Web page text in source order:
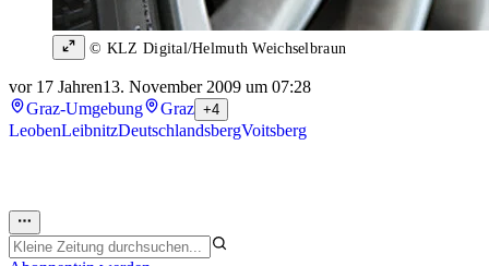
© KLZ Digital/Helmuth Weichselbraun
vor 17 Jahren13. November 2009 um 07:28
Graz-Umgebung
Graz +4
LeobenLeibnitzDeutschlandsbergVoitsberg